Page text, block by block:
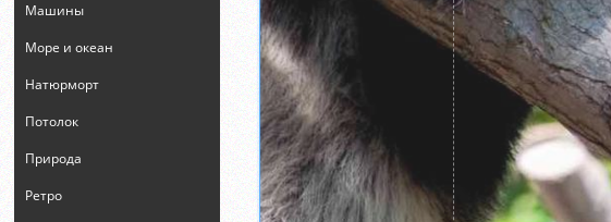
Машины
Море и океан
Натюрморт
Потолок
Природа
Ретро